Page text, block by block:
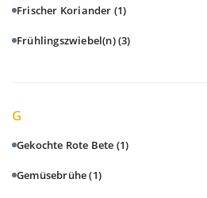
Frischer Koriander (1)
Frühlingszwiebel(n)(3)
G
Gekochte Rote Bete (1)
Gemüsebrühe(1)